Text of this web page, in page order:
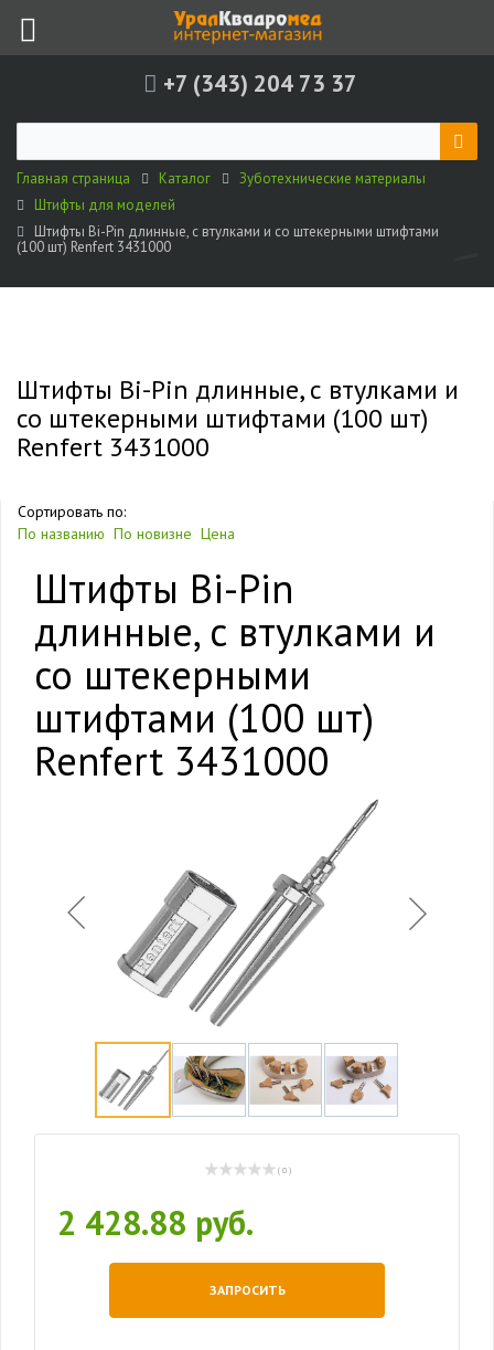
+7 (343) 204 73 37
Главная страница Каталог
Зуботехнические материалы
Штифты для моделей
Штифты Bi-Pin длинные, с втулками и со штекерными штифтами
(100 шт) Renfert 3431000
Штифты Bi-Pin длинные, с втулками и
со штекерными штифтами (100 шт)
Renfert 3431000
Сортировать по:
По названию По новизне Цена
Штифты Bi-Pin
длинные, с втулками и
со штекерными
штифтами (100 шт)
Renfert 3431000
( 0 )
2 428.88 руб.
ЗАПРОСИТЬ